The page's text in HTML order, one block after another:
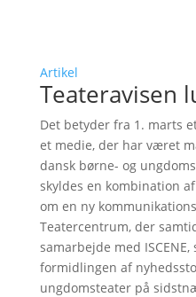
Artikel
Teateravisen
Det betyder fra 1. marts
et medie, der har været
dansk børne- og
skyldes en kombination
om en ny
Teatercentrum, der
samarbejde med ISCENE,
formidlingen af
ungdomsteater på